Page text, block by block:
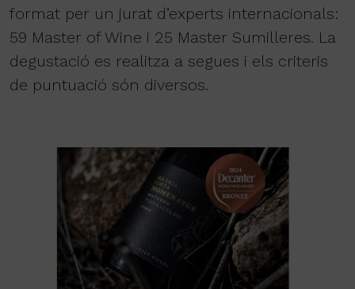
format per un jurat d’experts internacionals:
59 Master of Wine i 25 Master Sumilleres. La
degustació es realitza a segues i els criteris
de puntuació són diversos.